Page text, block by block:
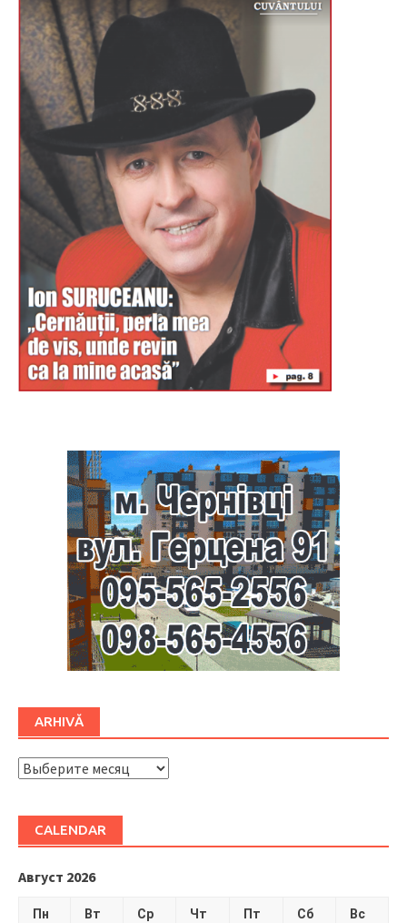
ARHIVĂ
ARHIVĂ
CALENDAR
Август 2026
Пн Вт Ср Чт Пт Сб Вс